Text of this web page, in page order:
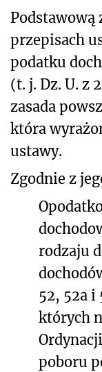
Podstawową
przepisach
podatku
(t. j. Dz. U. z
zasada
która
ustawy.
Zgodnie z
rodzaju
52, 52a i
których
poboru